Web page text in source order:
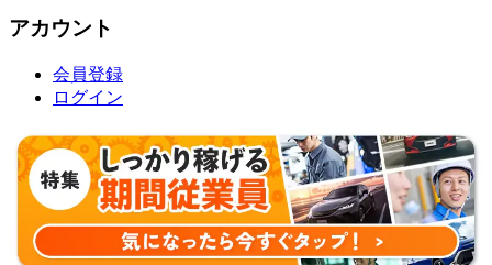
アカウント
会員登録
ログイン